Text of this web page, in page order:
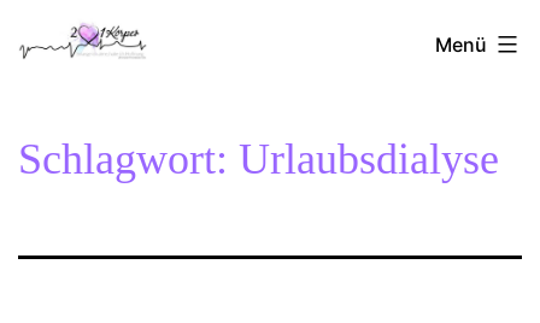
Inhalt2Herzen1Körper Menü
Schlagwort: Urlaubsdialyse